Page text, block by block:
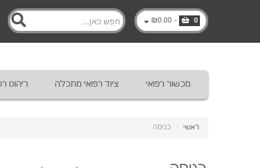
0
-
₪0.00
מכשור רפואי ציוד רפואי מתכלה ריהוט
ראשי / כניסה